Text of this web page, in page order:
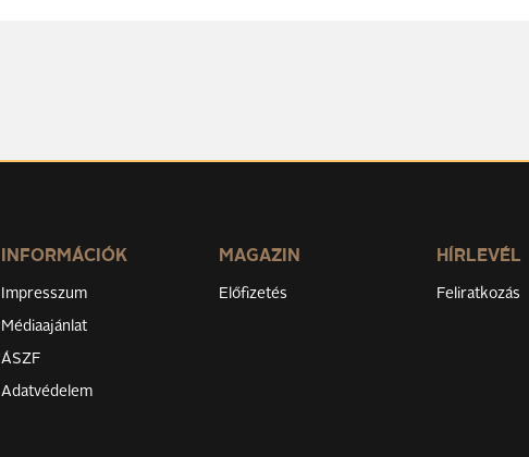
INFORMÁCIÓK
Impresszum
Médiaajánlat
ÁSZF
Adatvédelem
MAGAZIN
Előfizetés
HÍRLEVÉL
Feliratkozás